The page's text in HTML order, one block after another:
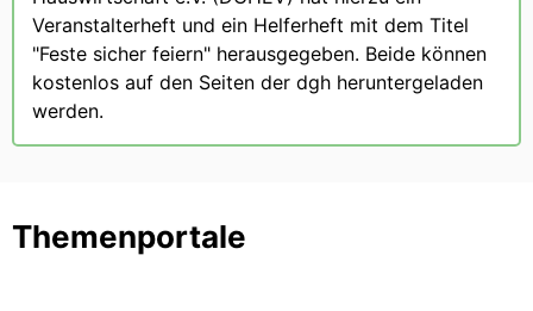
Veranstalterheft und ein Helferheft mit dem Titel
"Feste sicher feiern" herausgegeben. Beide können
kostenlos auf den Seiten der dgh heruntergeladen
werden.
Themenportale